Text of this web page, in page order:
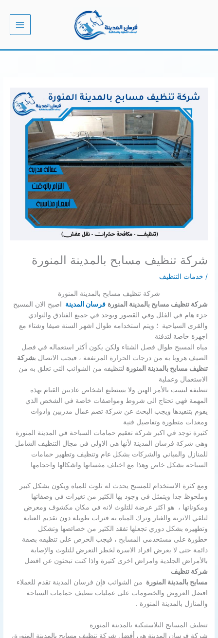
شركة تنظيف مسابح بالمدينة المنورة
/ خدمات التنظيف
شركة تنظيف مسابح بالمدينة المنورة
شركة تنظيف مسابح بالمدينة المنورة فرسان المدينة اصبح الان المسبح
جزء هام في الفلل وفي القصور ويوجد في جميع الفنادق والنوادي
والقرى السياحية ؛ ويتم استخدامه طوال اشهر السنة صيفا وشتاء مع
اجهزة خاصة لتدفئة
مياه المسبح طوال فصل الشتاء ولكن يكون أكثر استعماله في فصل
الصيف هروبا به من درجات الحرارة المرتفعة ، فيجب الاتصال بشركة
تنظيف مسابح بالمدينة المنورة لتنظيفه من الشوائب التي تعلق به من
الاستعمال وعملية
تنظيفه ليست بالأمر الهين ولا يستطيع اشخاص عاديين القيام بهذه
المهمة فهي تحتاج الى شروط ومواصفات خاصة في الشخص الذي
يقوم بتنفيذها ويجب البحث عن شركة تضم عمال مدربين وادوات
ومعدات متطورة وتفاصيل فنية
كثيرة توجد في اكبر شركة تعقيم حمامات السباحة في المدينة المنورة
وهي شركة فرسان المدينة لأنها هي الاولى في مجال التنظيف الشامل
للمنازل والمباني والشركات بشكل عام وتنظيف وتطهير حمامات
السباحة بشكل خاص وهذا مع اختلف مقساتها واشكالها واحجامها
ومع كثرة الاستخدام للمسبح يحدث له تلوث للمياه ويكون بشكل كبير
وملحوظ جدا ويتمثل في وجود بها الكثير من تغيرات في وصفاتها
ومكوناتها ، هو اكثر عرضة للتلوث لانه في مكان مكشوف ومعرض
لتلقي الاتربة والغبار وترك المياه به فترات طويلة دون تقديم العناية
وتطهيره بشكل دوري تجعلها تفقد الكثير من خصائصها وتشكل
خطورة على مستخدمي المسابح ، فيجب الحرص على تنظيفه بصفة
دائمة حتى لا يعرض افراد الاسرة لخطر التعرض للتلوث والإصابة
بالأمراض الجلدية وامراض اخرى كثيرة واذا كنت تبحثون عن افضل
شركة تنظيف
مسابح بالمدينة المنورة من الشوائب فإن فرسان المدينة تقدم للعملاء
افضل العروض والخصومات على عمليات تنظيف حمامات السباحة
والمنازل بالمدينة المنورة .
تنظيف المسابح البلاستيكية بالمدينة المنورة
شركة فرسان المدينة هي أفضل شركة تنظيف مسابح بالمدينة المنورة،